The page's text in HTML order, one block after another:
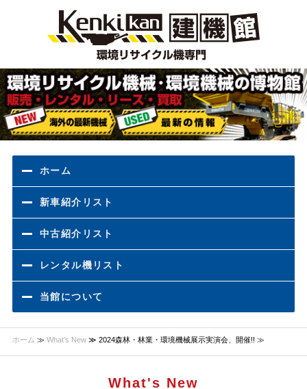
ホーム
新車紹介リスト
中古紹介リスト
レンタル機リスト
当館について
ホーム ≫ What's New≫ 2024森林・林業・環境機械展示実演会、開催!! ≫
What's New